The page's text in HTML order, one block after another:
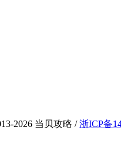
2026 当贝攻略 /浙ICP备